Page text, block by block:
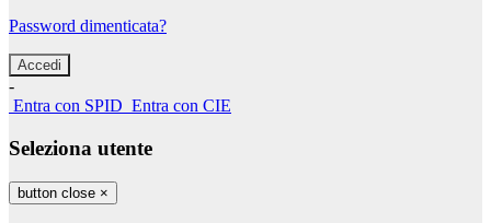
Password dimenticata?
-
Entra con SPID Entra con CIE
Seleziona utente
button close ×